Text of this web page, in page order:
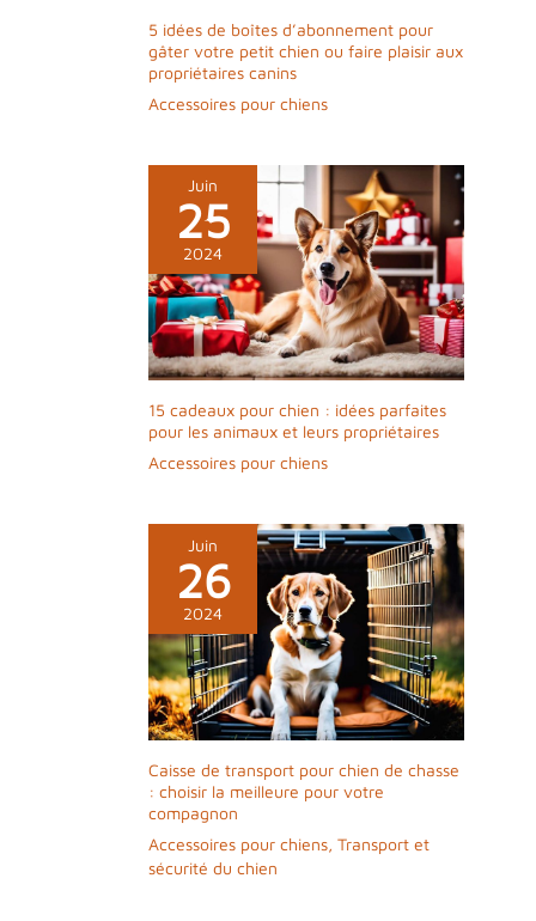
5 idées de boîtes d’abonnement pour
gâter votre petit chien ou faire plaisir aux
propriétaires canins
Accessoires pour chiens
Juin
25
2024
15 cadeaux pour chien : idées parfaites
pour les animaux et leurs propriétaires
Accessoires pour chiens
Juin
26
2024
Caisse de transport pour chien de chasse
: choisir la meilleure pour votre
compagnon
Accessoires pour chiens, Transport et
sécurité du chien